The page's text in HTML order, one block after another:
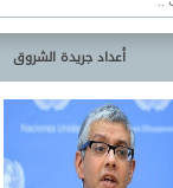
أعداد جريدة الشروق